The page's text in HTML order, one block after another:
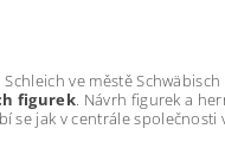
ve městě
figurek . Návrh figurek a
se jak v centrále